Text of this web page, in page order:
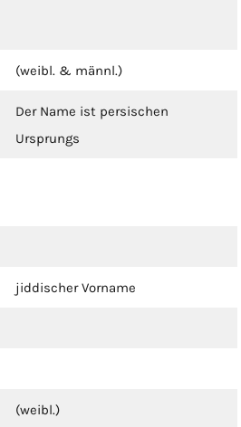
(weibl. & männl.)
Der Name ist persischen
Ursprungs
jiddischer Vorname
(weibl.)